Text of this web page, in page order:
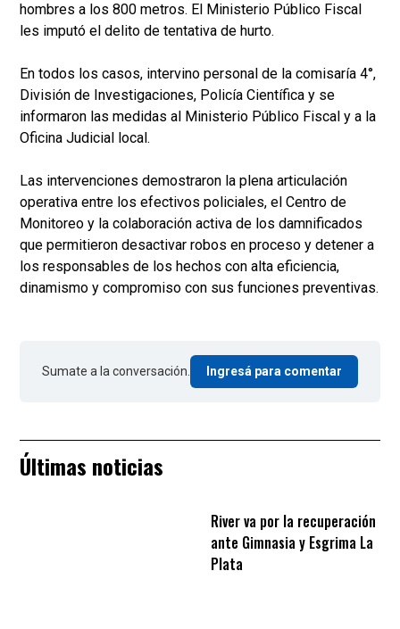
hombres a los 800 metros. El Ministerio Público Fiscal
les imputó el delito de tentativa de hurto.
En todos los casos, intervino personal de la comisaría 4°,
División de Investigaciones, Policía Científica y se
informaron las medidas al Ministerio Público Fiscal y a la
Oficina Judicial local.
Las intervenciones demostraron la plena articulación
operativa entre los efectivos policiales, el Centro de
Monitoreo y la colaboración activa de los damnificados
que permitieron desactivar robos en proceso y detener a
los responsables de los hechos con alta eficiencia,
dinamismo y compromiso con sus funciones preventivas.
Sumate a la conversación. Ingresá para comentar
Últimas noticias
River va por la recuperación
ante Gimnasia y Esgrima La
Plata